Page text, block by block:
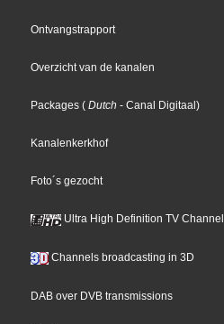
Ontvangstrapport
Overzicht van de kanalen
Packages ( Dutch - Canal Digitaal)
Kanalenkerkhof
Foto´s gezocht
Ultra High Definition TV
Channels broadcasting in 3D
DAB over DVB transmissions